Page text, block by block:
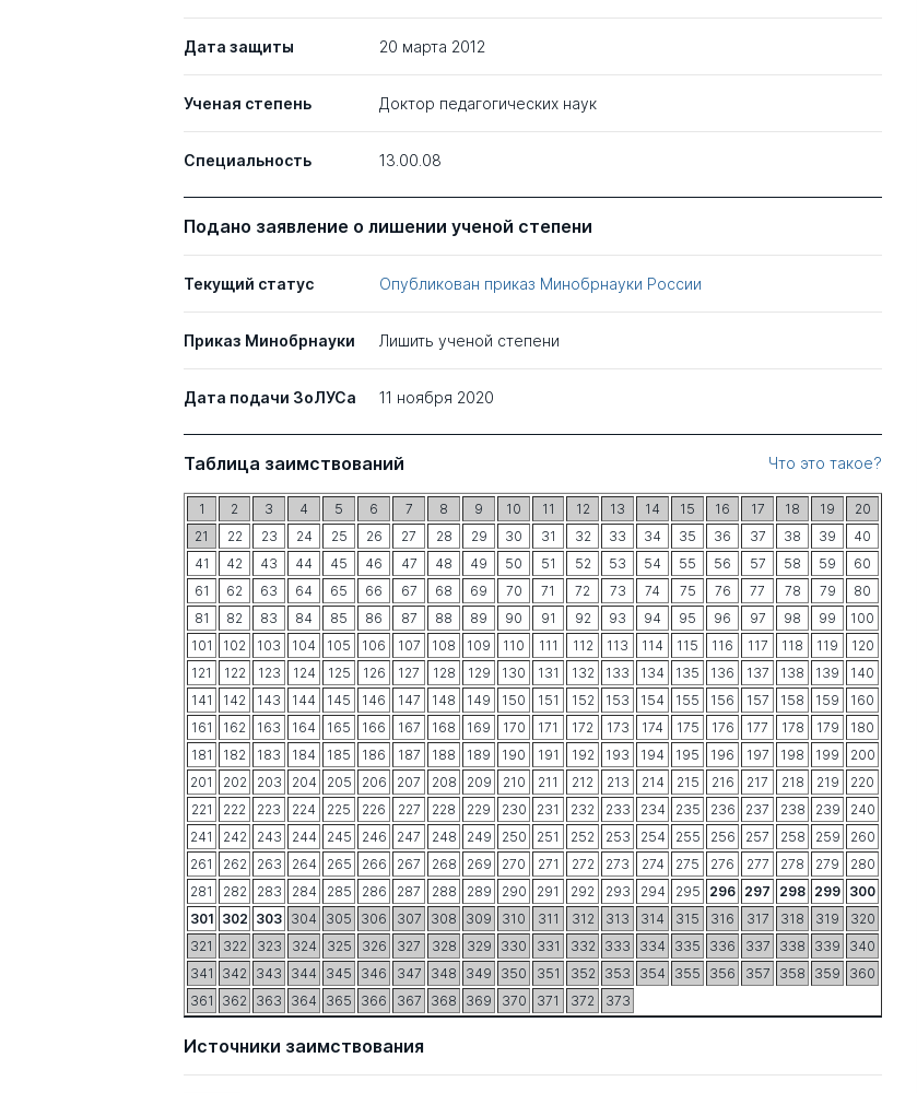
Дата защиты 20 марта 2012
Ученая степень Доктор педагогических наук
Специальность 13.00.08
Подано заявление о лишении ученой степени
Текущий статус Опубликован приказ Минобрнауки России
Приказ Минобрнауки Лишить ученой степени
Дата подачи ЗоЛУСа 11 ноября 2020
Таблица заимствований Что это такое?
1 2 3 4 5 6 7 8 9 10 11 12 13 14 15 16 17 18 19
20
21
22 23 24 25 26 27 28 29 30 31 32 33 34 35 36 37 38 39
40
41
42 43 44 45 46 47 48 49 50 51 52 53 54 55 56 57 58 59
60
61
62 63 64 65 66 67 68 69 70 71 72 73 74 75 76 77 78 79
80
81
82 83 84 85 86 87 88 89 90 91 92 93 94 95 96 97 98 99
100
101
102 103 104 105 106 107 108 109 110 111 112 113 114 115 116 117 118 119
120
121
122 123 124 125 126 127 128 129 130 131 132 133 134 135 136 137 138 139
140
141
142 143 144 145 146 147 148 149 150 151 152 153 154 155 156 157 158 159
160
161
162 163 164 165 166 167 168 169 170 171 172 173 174 175 176 177 178 179
180
181
182 183 184 185 186 187 188 189 190 191 192 193 194 195 196 197 198 199
200
201
202 203 204 205 206 207 208 209 210 211 212 213 214 215 216 217 218 219
220
221
222 223 224 225 226 227 228 229 230 231 232 233 234 235 236 237 238 239
240
241
242 243 244 245 246 247 248 249 250 251 252 253 254 255 256 257 258 259
260
261
262 263 264 265 266 267 268 269 270 271 272 273 274 275 276 277 278 279
280
281
282 283 284 285 286 287 288 289 290 291 292 293 294 295 296 297 298 299 300
301 302 303 304 305 306 307 308 309 310 311 312 313 314 315 316 317 318 319
320
321
322 323 324 325 326 327 328 329 330 331 332 333 334 335 336 337 338 339
340
341
342 343 344 345 346 347 348 349 350 351 352 353 354 355 356 357 358 359
360
361
362 363 364 365 366 367 368 369 370 371 372 373
Источники заимствования